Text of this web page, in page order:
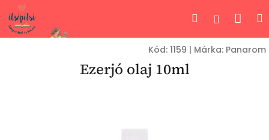
Ugrás
fő
tartalomhoz
Keresés
Kód: 1159 | Márka: Panarom
Ezerjó olaj 10ml